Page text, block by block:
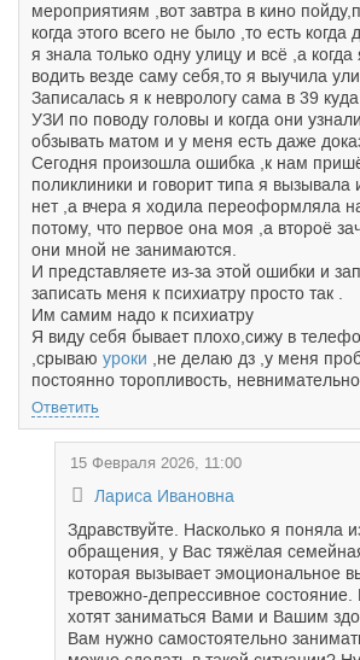
мероприятиям ,вот завтра в кино
когда этого всего не было ,то есть
я знала только одну улицу и всё ,а
водить везде саму себя,то я выучила
Записалась я к неврологу сама в 39
УЗИ по поводу головы и когда они
обзывать матом и у меня есть даже
Сегодня произошла ошибка ,к нам
поликлиники и говорит типа я
нет ,а вчера я ходила переоформляла
потому, что первое она моя ,а второё
они мной не занимаются.
И представляете из-за этой ошибки и
записать меня к психиатру просто так .
Им самим надо к психиатру
Я виду себя бывает плохо,сижу в
,срываю уроки ,не делаю дз ,у меня
постоянно торопливость,
Ответить
15 Февраля 2026, 11:00
Лариса Ивановна
Здравствуйте. Насколько я поняла
обращения, у Вас тяжёлая
которая вызывает эмоциональное
тревожно-депрессивное
хотят заниматься Вами и Вашим
Вам нужно самостоятельно